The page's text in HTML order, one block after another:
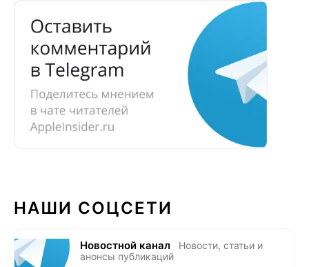
НАШИ СОЦСЕТИ
Новостной канал
Новости, статьи и
анонсы публикаций